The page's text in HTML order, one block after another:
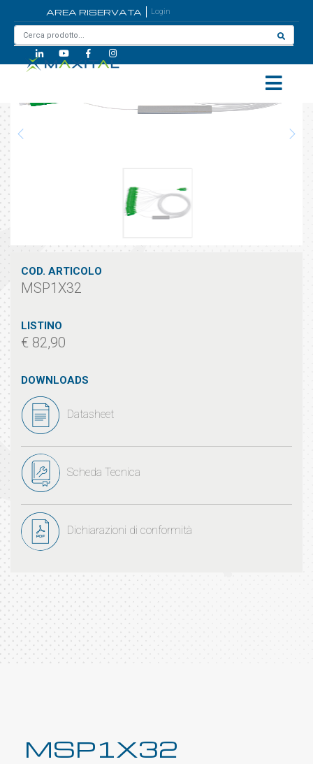
AREA RISERVATA Login
COD. ARTICOLO
MSP1X32
LISTINO
€ 82,90
DOWNLOADS
Datasheet
Scheda Tecnica
Dichiarazioni di conformità
MSP1X32